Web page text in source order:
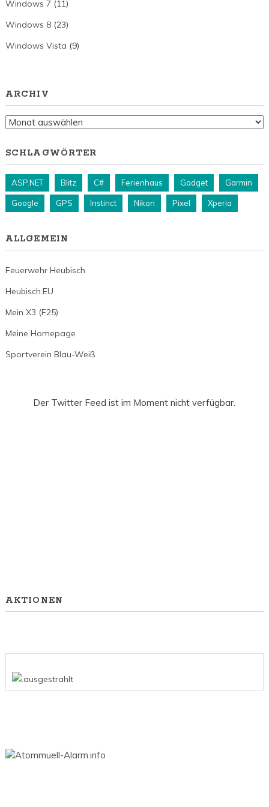
Windows 7 (11)
Windows 8(23)
Windows Vista (9)
ARCHIV
Archiv
SCHLAGWÖRTER
ASP.NET Blitz C# Ferienhaus Gadget Garmin
Google GPS Instinct Nikon Pixel Xperia
ALLGEMEIN
Feuerwehr Heubisch
Heubisch.EU
Mein X3 (F25)
Meine Homepage
Sportverein Blau-Weiß
Der Twitter Feed ist im Moment nicht verfügbar.
AKTIONEN